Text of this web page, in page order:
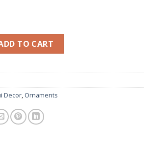
đá ngọc cẩm thạch chiêu nạp tài lộc -
TO CART
Decor, Ornaments